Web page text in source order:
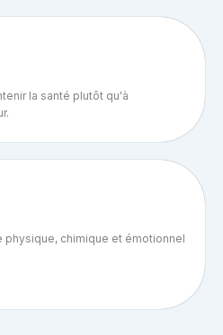
la santé plutôt qu'à
physique, chimique et émotionnel